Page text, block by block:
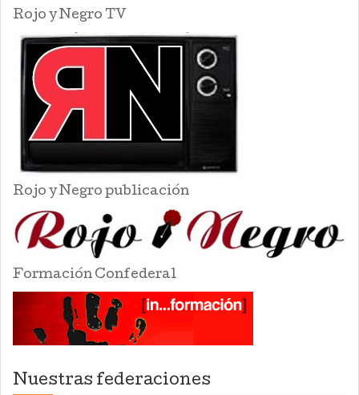
Rojo y Negro TV
Rojo y Negro publicación
Formación Confederal
Nuestras federaciones